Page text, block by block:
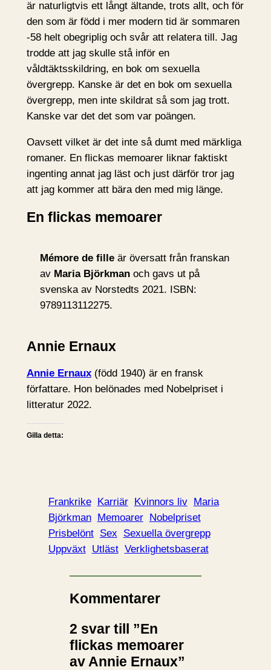
är naturligtvis ett långt ältande, trots allt, och för
den som är född i mer modern tid är sommaren
-58 helt obegriplig och svår att relatera till. Jag
trodde att jag skulle stå inför en
våldtäktsskildring, en bok om sexuella
övergrepp. Kanske är det en bok om sexuella
övergrepp, men inte skildrat så som jag trott.
Kanske var det det som var poängen.
Oavsett vilket är det inte så dumt med märkliga
romaner. En flickas memoarer liknar faktiskt
ingenting annat jag läst och just därför tror jag
att jag kommer att bära den med mig länge.
En flickas memoarer
Mémore de fille är översatt från franskan
av Maria Björkman och gavs ut på
svenska av Norstedts 2021. ISBN:
9789113112275.
Annie Ernaux
Annie Ernaux(född 1940) är en fransk
författare. Hon belönades med Nobelpriset i
litteratur 2022.
Gilla detta:
Frankrike Karriär Kvinnors liv Maria
Björkman Memoarer Nobelpriset
Prisbelönt Sex
Sexuella övergrepp
Uppväxt Utläst Verklighetsbaserat
Kommentarer
2 svar till ”En
flickas memoarer
av Annie Ernaux”